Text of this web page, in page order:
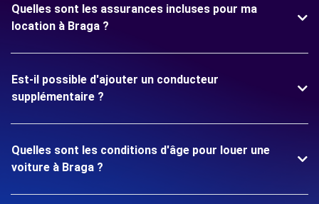
Quelles sont les assurances incluses pour ma
location à Braga ?
Est-il possible d'ajouter un conducteur
supplémentaire ?
Quelles sont les conditions d'âge pour louer une
voiture à Braga ?